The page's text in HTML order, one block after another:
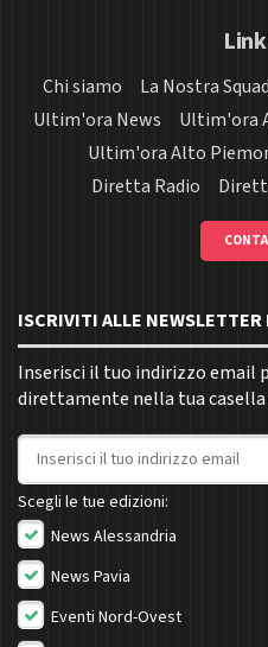
Chi siamo La Nostra
Ultim'ora News
Ultim'ora
Ultim'ora Alto
Diretta Radio
ISCRIVITI ALLE NEWSLETTER
Inserisci il tuo indirizzo email
direttamente nella tua
Indirizzo email
Scegli le tue edizioni:
News Alessandria
News Pavia
Eventi Nord-Ovest